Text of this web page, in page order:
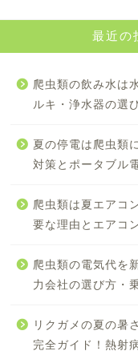
最近の
爬虫類の飲み水は
ルキ・浄水器の選
夏の停電は爬虫類
対策とポータブル
爬虫類は夏エアコ
要な理由とエアコ
爬虫類の電気代を
力会社の選び方・
リクガメの夏の暑
完全ガイド！熱射